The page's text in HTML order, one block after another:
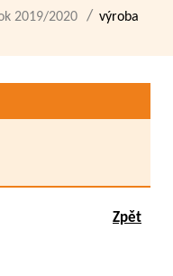
2019/2020
výroba
Zpět